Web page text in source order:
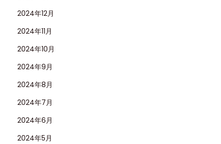
2024年12月
2024年11月
2024年10月
2024年9月
2024年8月
2024年7月
2024年6月
2024年5月